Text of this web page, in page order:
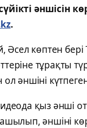
әншісін
.
Әсел көптен
тұрақты
ол әншіні
қыз әнші
әншіні